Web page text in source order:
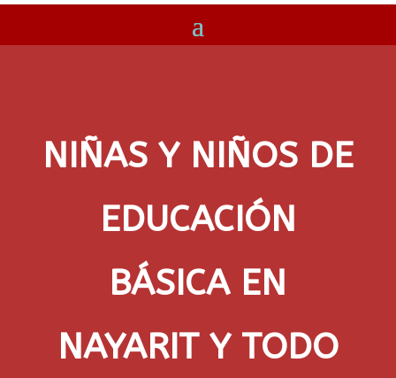
NIÑAS Y NIÑOS DE
EDUCACIÓN
BÁSICA EN
NAYARIT Y TODO